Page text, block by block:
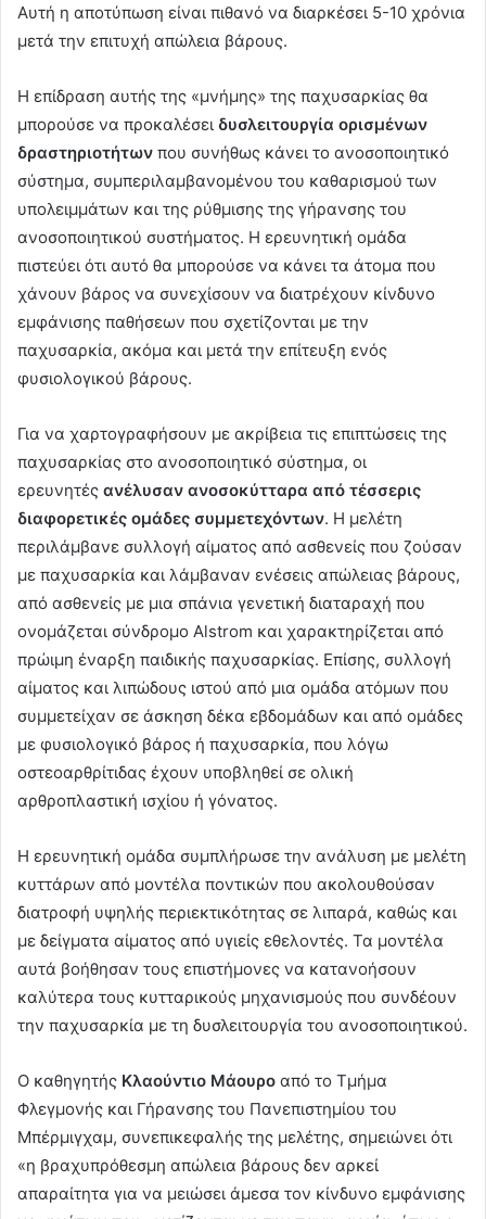
Αυτή η αποτύπωση είναι πιθανό να διαρκέσει 5-10 χρόνια
μετά την επιτυχή απώλεια βάρους.
Η επίδραση αυτής της «μνήμης» της παχυσαρκίας θα
μπορούσε να προκαλέσει δυσλειτουργία ορισμένων
δραστηριοτήτων που συνήθως κάνει το ανοσοποιητικό
σύστημα, συμπεριλαμβανομένου του καθαρισμού των
υπολειμμάτων και της ρύθμισης της γήρανσης του
ανοσοποιητικού συστήματος. Η ερευνητική ομάδα
πιστεύει ότι αυτό θα μπορούσε να κάνει τα άτομα που
χάνουν βάρος να συνεχίσουν να διατρέχουν κίνδυνο
εμφάνισης παθήσεων που σχετίζονται με την
παχυσαρκία, ακόμα και μετά την επίτευξη ενός
φυσιολογικού βάρους.
Για να χαρτογραφήσουν με ακρίβεια τις επιπτώσεις της
παχυσαρκίας στο ανοσοποιητικό σύστημα, οι
ερευνητές ανέλυσαν ανοσοκύτταρα από τέσσερις
διαφορετικές ομάδες συμμετεχόντων. Η μελέτη
περιλάμβανε συλλογή αίματος από ασθενείς που ζούσαν
με παχυσαρκία και λάμβαναν ενέσεις απώλειας βάρους,
από ασθενείς με μια σπάνια γενετική διαταραχή που
ονομάζεται σύνδρομο Alstrom και χαρακτηρίζεται από
πρώιμη έναρξη παιδικής παχυσαρκίας. Επίσης, συλλογή
αίματος και λιπώδους ιστού από μια ομάδα ατόμων που
συμμετείχαν σε άσκηση δέκα εβδομάδων και από ομάδες
με φυσιολογικό βάρος ή παχυσαρκία, που λόγω
οστεοαρθρίτιδας έχουν υποβληθεί σε ολική
αρθροπλαστική ισχίου ή γόνατος.
Η ερευνητική ομάδα συμπλήρωσε την ανάλυση με μελέτη
κυττάρων από μοντέλα ποντικών που ακολουθούσαν
διατροφή υψηλής περιεκτικότητας σε λιπαρά, καθώς και
με δείγματα αίματος από υγιείς εθελοντές. Τα μοντέλα
αυτά βοήθησαν τους επιστήμονες να κατανοήσουν
καλύτερα τους κυτταρικούς μηχανισμούς που συνδέουν
την παχυσαρκία με τη δυσλειτουργία του ανοσοποιητικού.
Ο καθηγητής Κλαούντιο Μάουρο από το Τμήμα
Φλεγμονής και Γήρανσης του Πανεπιστημίου του
Μπέρμιγχαμ, συνεπικεφαλής της μελέτης, σημειώνει ότι
«η βραχυπρόθεσμη απώλεια βάρους δεν αρκεί
απαραίτητα για να μειώσει άμεσα τον κίνδυνο εμφάνισης